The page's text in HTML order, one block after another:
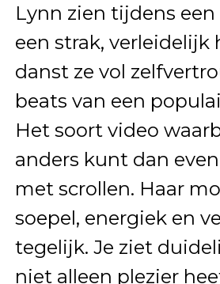
Lynn zien tijdens
een strak, verleidelijk
danst ze vol
beats van een
Het soort video
anders kunt dan
met scrollen. Haar
soepel, energiek en
tegelijk. Je ziet
niet alleen plezier